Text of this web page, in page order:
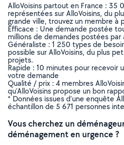
AlloVoisins partout en France : 35
représentées sur AlloVoisins, du
grande ville, trouvez un membre à
Efficace : Une demande postée
millions de demandes postées par
Généraliste : 1 250 types de
possible sur AlloVoisins, du plus
projets.
Rapide : 10 minutes pour recevoir
votre demande
Qualité / prix : 4 membres
qu’AlloVoisins propose un bon
* Données issues d’une enquête
échantillon de 5 671 personnes
Vous cherchez un
déménagement en urgence ?